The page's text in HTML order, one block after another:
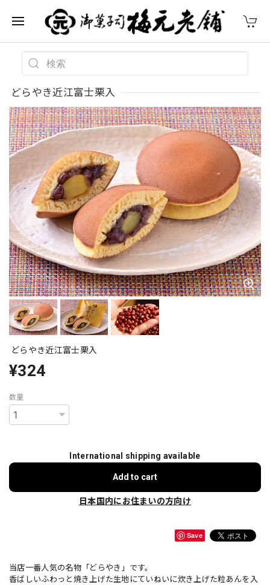
どらやき近江富士栗入
どらやき近江富士栗入
¥324
数量
International shipping available
Add to cart
日本国内にお住まいの方向け
Save
当店一番人気の名物「どらやき」です。
香ばしいふわっと焼き上げた生地にていねいに炊き上げた粒あんを入